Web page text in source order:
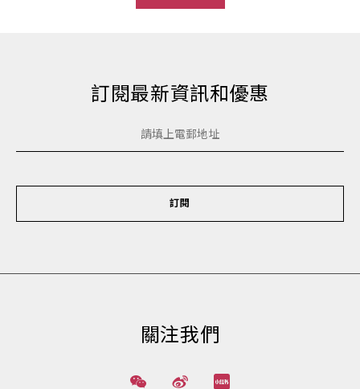
訂閱最新資訊和優惠
訂閱
關注我們